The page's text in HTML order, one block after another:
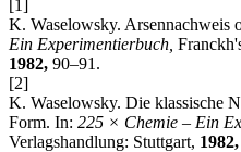
[1]
K. Waselowsky. Arsennachweis
Ein Experimentierbuch,
1982, 90–91.
[2]
K. Waselowsky. Die klassische
Form. In: 225 × Chemie – Ein
Verlagshandlung: Stuttgart, 1982,